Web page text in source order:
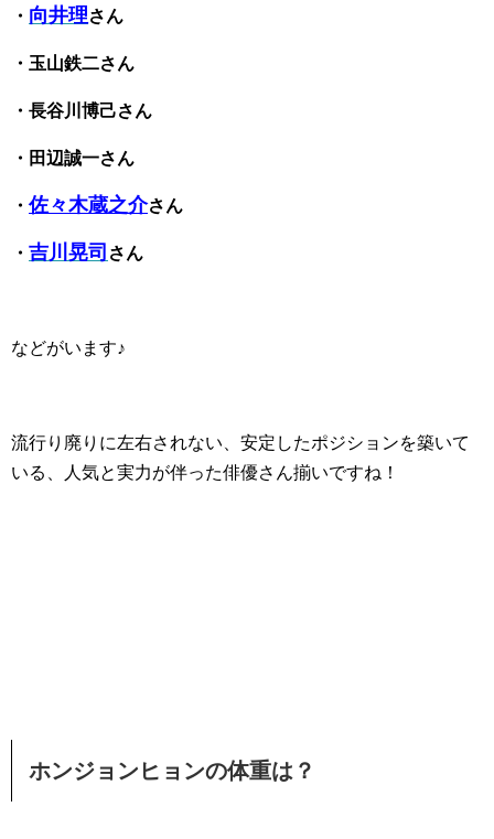
・ 向井理さん
・玉山鉄二さん
・長谷川博己さん
・田辺誠一さん
・佐々木蔵之介さん
・ 吉川晃司 さん
などがいます♪
流行り廃りに左右されない、安定したポジションを築いて
いる、人気と実力が伴った俳優さん揃いですね！
ホンジョンヒョンの体重は？